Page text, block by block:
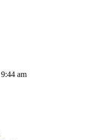
9:44 am